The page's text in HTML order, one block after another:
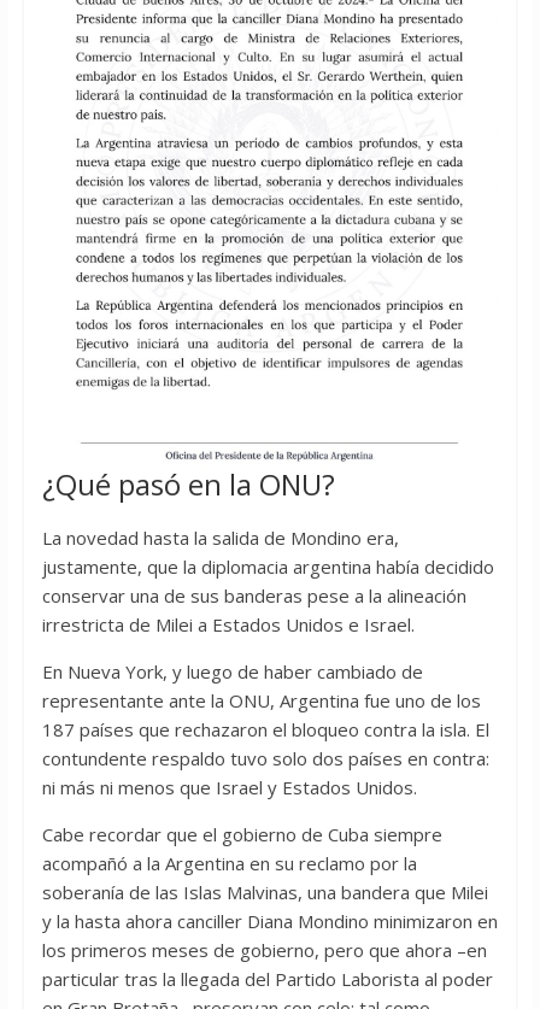
¿Qué pasó en la ONU?
La novedad hasta la salida de Mondino era,
justamente, que la diplomacia argentina había decidido
conservar una de sus banderas pese a la alineación
irrestricta de Milei a Estados Unidos e Israel.
En Nueva York, y luego de haber cambiado de
representante ante la ONU, Argentina fue uno de los
187 países que rechazaron el bloqueo contra la isla. El
contundente respaldo tuvo solo dos países en contra:
ni más ni menos que Israel y Estados Unidos.
Cabe recordar que el gobierno de Cuba siempre
acompañó a la Argentina en su reclamo por la
soberanía de las Islas Malvinas, una bandera que Milei
y la hasta ahora canciller Diana Mondino minimizaron en
los primeros meses de gobierno, pero que ahora –en
particular tras la llegada del Partido Laborista al poder